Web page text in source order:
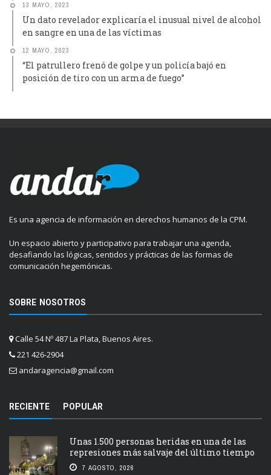
13 MAYO, 2023
Un dato revelador explicaría el inusual nivel de alcohol
en sangre en una de las víctimas
12 MAYO, 2023
“El patrullero frenó de golpe y un policía bajó en
posición de tiro con un arma de fuego”
Es una agencia de información en derechos humanos de la CPM.
Un espacio abierto y participativo para trabajar una agenda,
desafiando las lógicas, sentidos y prácticas de las formas de
comunicación hegemónicas.
SOBRE NOSOTROS
Calle 54 Nº 487 La Plata, Buenos Aires.
221 426-2904
andaragencia@gmail.com
RECIENTE POPULAR
Unas 1.500 personas heridas en una de las
represiones más salvaje del último tiempo
7 AGOSTO, 2026